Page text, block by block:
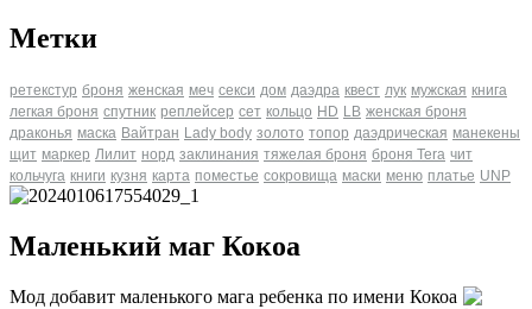
Метки
ретекстур броня женская меч секси дом даэдра квест лук мужская книга
легкая броня спутник реплейсер сет кольцо HD LB женская броня
драконья маска Вайтран Lady body золото топор даэдрическая манекены
щит маркер Лилит норд заклинания тяжелая броня броня Tera чит
кольчуга книги кузня карта поместье сокровища маски меню платье UNP
Маленький маг Кокоа
Мод добавит маленького мага ребенка по имени Кокоа